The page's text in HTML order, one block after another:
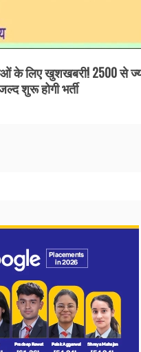
के लिए खुशखबरी! 2500 से
शुरू होगी भर्ती